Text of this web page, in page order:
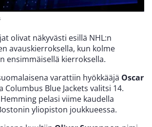
olivat näkyvästi esillä NHL:n
avauskierroksella, kun kolme
ensimmäisellä kierroksella.
varattiin hyökkääjä Oscar
Columbus Blue Jackets valitsi 14.
pelasi viime kaudella
yliopiston joukkueessa.